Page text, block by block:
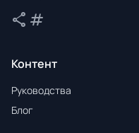
share Поделиться
tag
Контент
Руководства
Блог